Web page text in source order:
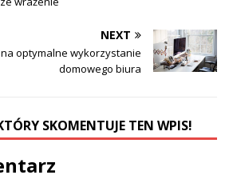
NEXT
optymalne wykorzystanie
domowego biura
SKOMENTUJE TEN WPIS!